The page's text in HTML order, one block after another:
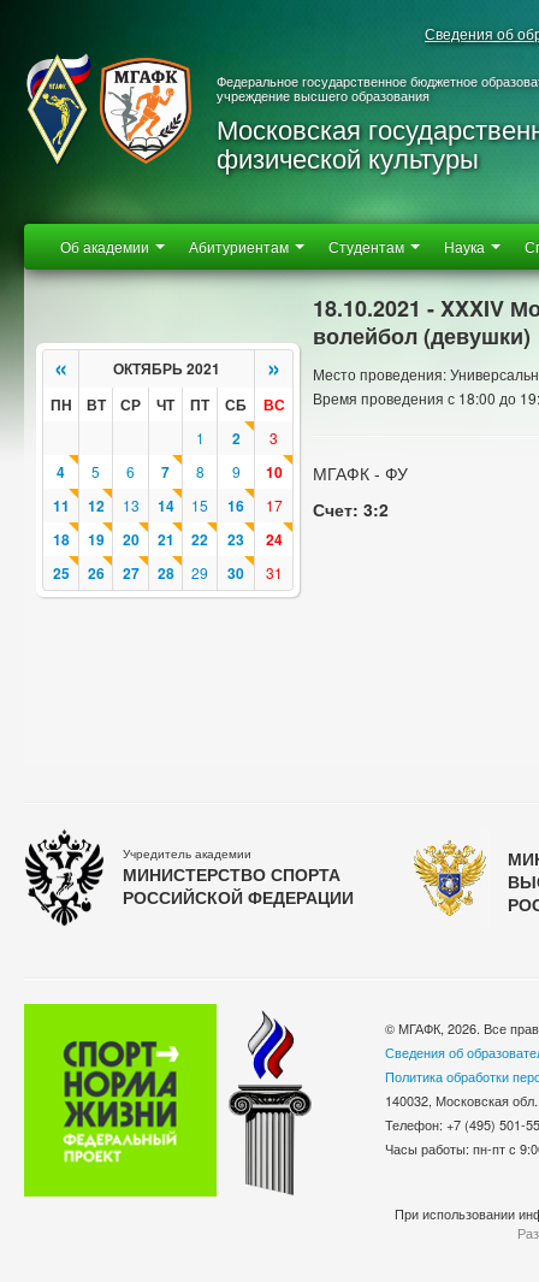
Сведения об
Федеральное государственное бюджетное
учреждение высшего образования
Московская
физической культуры
Об академии Абитуриентам Студентам Наука
« ОКТЯБРЬ 2021 »
ПН ВТ СР ЧТ ПТ СБ ВС
1 2 3
4 5 6 7 8 9
10
11
12 13 14 15 16 17
18 19 20 21 22 23
24
25
26 27 28 29 30 31
18.10.2021 - XXXIV
волейбол (девушки)
Место проведения:
Время проведения с 18:00 до
МГАФК - ФУ
Счет: 3:2
Учредитель академии
МИНИСТЕРСТВО СПОРТА
РОССИЙСКОЙ ФЕДЕРАЦИИ
© МГАФК, 2026. Все
Сведения об
Политика обработки
140032, Московская
Телефон: +7 (495)
Часы работы: пн-пт с
При использовании